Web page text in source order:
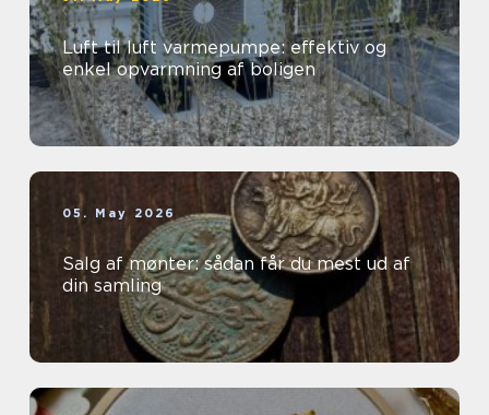
Luft til luft varmepumpe: effektiv og
enkel opvarmning af boligen
05. May 2026
Salg af mønter: sådan får du mest ud af
din samling